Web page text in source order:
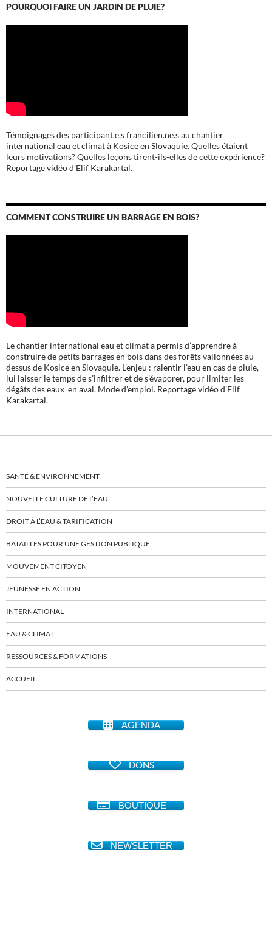
POURQUOI FAIRE UN JARDIN DE PLUIE?
Témoignages des participant.e.s francilien.ne.s au chantier
international eau et climat à Kosice en Slovaquie. Quelles étaient
leurs motivations? Quelles leçons tirent-ils-elles de cette expérience?
Reportage vidéo d’Elif Karakartal.
COMMENT CONSTRUIRE UN BARRAGE EN BOIS?
Le chantier international eau et climat a permis d’apprendre à
construire de petits barrages en bois dans des forêts vallonnées au
dessus de Kosice en Slovaquie. L’enjeu : ralentir l’eau en cas de pluie,
lui laisser le temps de s’infiltrer et de s’évaporer, pour limiter les
dégâts des eaux en aval. Mode d’emploi. Reportage vidéo d’Elif
Karakartal.
SANTÉ & ENVIRONNEMENT
NOUVELLE CULTURE DE L’EAU
DROIT À L’EAU & TARIFICATION
BATAILLES POUR UNE GESTION PUBLIQUE
MOUVEMENT CITOYEN
JEUNESSE EN ACTION
INTERNATIONAL
EAU & CLIMAT
RESSOURCES & FORMATIONS
ACCUEIL
AGENDA
DONS
BOUTIQUE
NEWSLETTER